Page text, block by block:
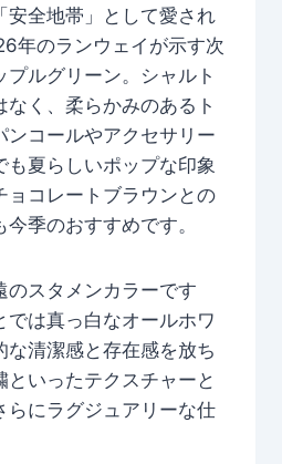
安全地帯」として愛され
年のランウェイが示す次
ルグリーン。シャルト
なく、柔らかみのあるト
ンコールやアクセサリー
も夏らしいポップな印象
ョコレートブラウンとの
季のおすすめです。
のスタメンカラーです
では真っ白なオールホワ
な清潔感と存在感を放ち
といったテクスチャーと
らにラグジュアリーな仕